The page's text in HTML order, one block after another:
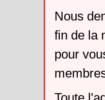
Nous
fin de la
pour